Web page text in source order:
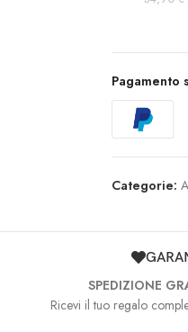
Pagamento
Categorie:
SPEDIZIONE
Ricevi il tuo regalo